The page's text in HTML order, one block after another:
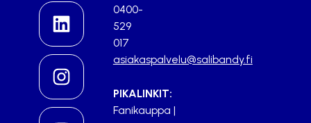
0400-
529
017
asiakaspalvelu@salibandy.fi
PIKALINKIT:
Fanikauppa |